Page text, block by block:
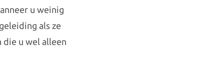
u weinig
als ze
die u wel alleen